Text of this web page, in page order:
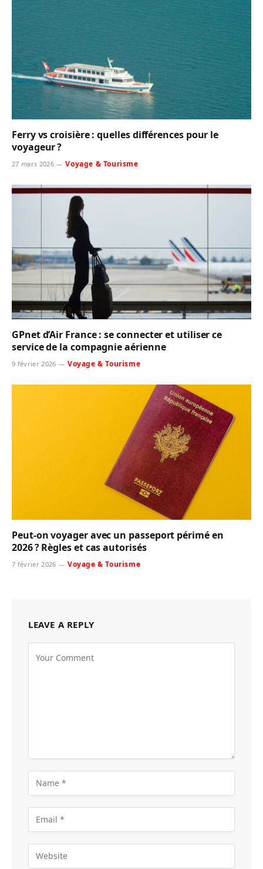
Ferry vs croisière : quelles différences pour le
voyageur ?
27 mars 2026 Voyage & Tourisme
GPnet d’Air France : se connecter et utiliser ce
service de la compagnie aérienne
9 février 2026 Voyage & Tourisme
Peut-on voyager avec un passeport périmé en
2026 ? Règles et cas autorisés
7 février 2026 Voyage & Tourisme
LEAVE A REPLY